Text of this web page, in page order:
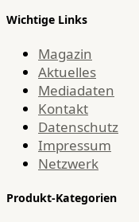
Wichtige Links
Magazin
Aktuelles
Mediadaten
Kontakt
Datenschutz
Impressum
Netzwerk
Produkt-Kategorien